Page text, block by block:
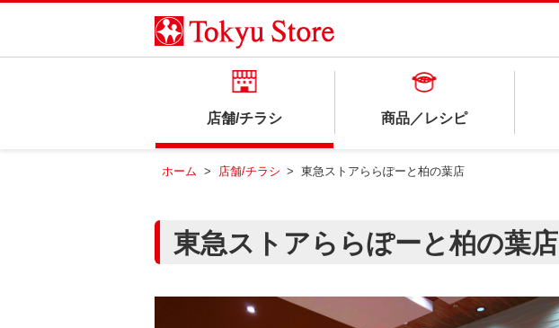
店舗/チラシ 商品／レシピ
ホーム > 店舗/チラシ > 東急ストアららぽーと柏の葉店
東急ストアららぽーと柏の葉店